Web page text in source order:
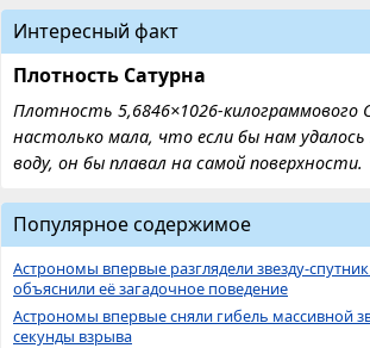
Интересный факт
Плотность Сатурна
Плотность 5,6846×1026-килограммового
настолько мала, что если бы нам
воду, он бы плавал на самой поверхности.
Популярное содержимое
Астрономы впервые разглядели звезду-
объяснили её загадочное поведение
Астрономы впервые сняли гибель массивной
секунды взрыва